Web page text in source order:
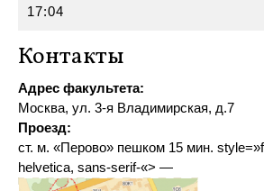
17:04
Контакты
Адрес факультета:
Москва, ул. 3-я Владимирская, д.7
Проезд:
ст. м. «Перово» пешком 15 мин.
helvetica, sans-serif-«> —